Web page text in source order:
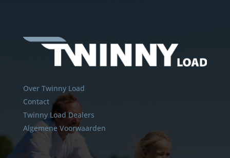
Over Twinny Load
Contact
Twinny Load Dealers
Algemene Voorwaarden